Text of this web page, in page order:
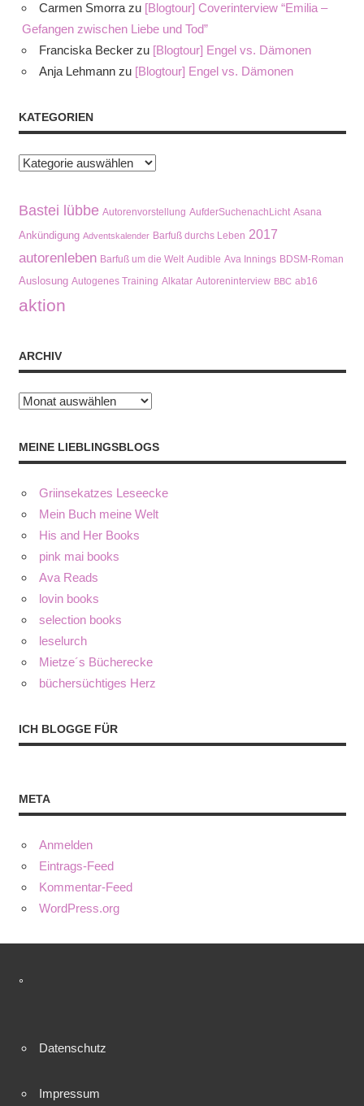
Carmen Smorrazu [Blogtour] Coverinterview “Emilia –
Gefangen zwischen Liebe und Tod”
Franciska Becker zu [Blogtour] Engel vs. Dämonen
Anja Lehmann zu [Blogtour] Engel vs. Dämonen
KATEGORIEN
Kategorien
Bastei lübbe Autorenvorstellung AufderSuchenachLicht Asana
Ankündigung Adventskalender Barfuß durchs Leben 2017
autorenleben Barfuß um die Welt Audible Ava Innings BDSM-Roman
Auslosung Autogenes Training Alkatar Autoreninterview BBC ab16
aktion
ARCHIV
Archiv
MEINE LIEBLINGSBLOGS
Griinsekatzes Leseecke
Mein Buch meine Welt
His and Her Books
pink mai books
Ava Reads
lovin books
selection books
leselurch
Mietze´s Bücherecke
büchersüchtiges Herz
ICH BLOGGE FÜR
META
Anmelden
Eintrags-Feed
Kommentar-Feed
WordPress.org
°
Datenschutz
Impressum